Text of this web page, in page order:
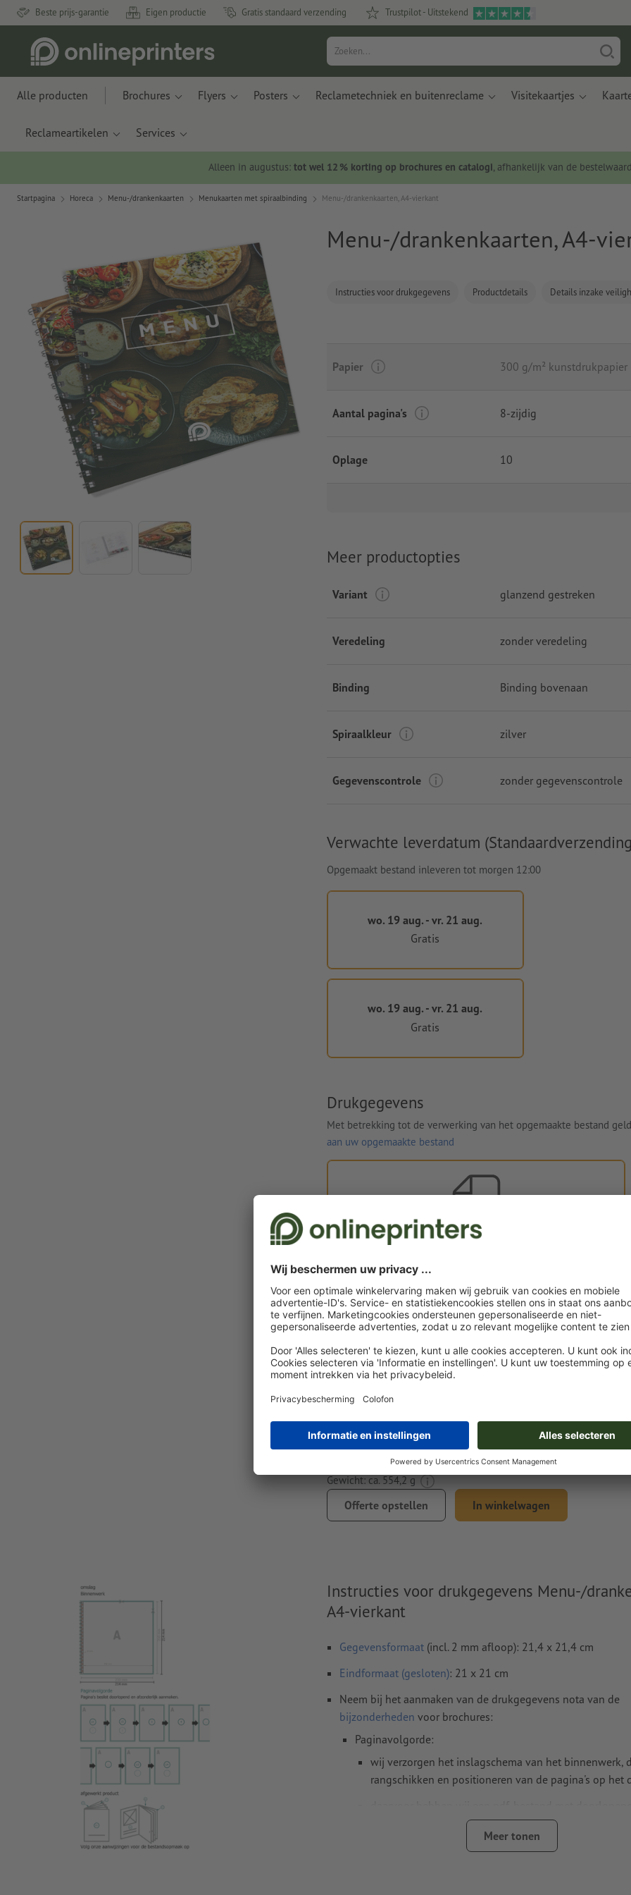
Beste prijs-garantie Eigen productie Gratis standaard verzending Trustpilot - Uitstekend
Alle producten Brochures Flyers Posters Reclametechniek en buitenreclame Visitekaartjes
Reclameartikelen Services
Alleen in augustus: tot wel 12 % korting op brochures en catalogi, afhankelijk van de
Startpagina Horeca Menu-/drankenkaarten Menukaarten met spiraalbinding Menu-/drankenkaarten, A4-vierkant
Menu-/drankenkaarten, A4-
Instructies voor drukgegevens Productdetails Details inzake
Papier 300 g/m² kunstdrukpapier
Aantal pagina's 8-zijdig
Oplage 10
Meer productopties
Variant glanzend gestreken
Veredeling zonder veredeling
Binding Binding bovenaan
Spiraalkleur zilver
Gegevenscontrole zonder gegevenscontrole
Verwachte leverdatum
Opgemaakt bestand inleveren tot morgen 12:00
wo. 19 aug. - vr. 21 aug.
Gratis
wo. 19 aug. - vr. 21 aug.
Gratis
Drukgegevens
Met betrekking tot de verwerking van het opgemaakte bestand
aan uw opgemaakte bestand
U kunt uw opgemaakte bestanden vóór of na aankoop
uploaden.
Nu uploaden
Offerte opstellen In winkelwagen
Levering circa:
wo. 19 aug. - vr. 21 aug.wo. 19 aug. - vr. 21 aug.
Gewicht: ca. 554,2 g
Instructies voor drukgegevens Menu-/
A4-vierkant
Gegevensformaat (incl. 2 mm afloop): 21,4 x 21,4 cm
Eindformaat (gesloten): 21 x 21 cm
Neem bij het aanmaken van de drukgegevens nota van de
bijzonderheden voor brochures:
Paginavolgorde:
wij verzorgen het inslagschema van het binnenwerk,
rangschikken en positioneren van de pagina's op het
afzonderlijke pagina's nodig
wanneer u in het lay-outprogramma met dubbele
Meer tonen